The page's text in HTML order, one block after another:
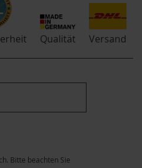
Qualität Versand
Bitte beachten Sie